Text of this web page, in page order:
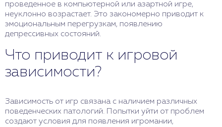
проведенное в компьютерной или азартной игре,
неуклонно возрастает. Это закономерно приводит к
эмоциональным перегрузкам, появлению
депрессивных состояний.
Что приводит к игровой
зависимости?
Зависимость от игр связана с наличием различных
поведенческих патологий. Попытки уйти от проблем
создают условия для появления игромании,